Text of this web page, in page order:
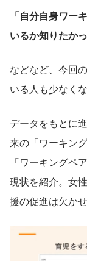
「自分自身ワー
いるか知りたかっ
などなど、今回
いる人も少なく
データをもとに
来の「ワーキン
「ワーキングペ
現状を紹介。女
援の促進は欠か